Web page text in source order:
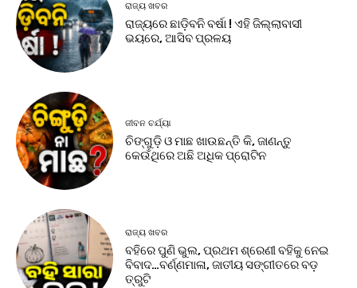
ରାଜ୍ୟ ଖବର
ରାଜ୍ୟରେ ଛାଡ଼ିବନି ବର୍ଷା ! ଏହି ଜିଲ୍ଲାବାସୀ
ଭୟରେ, ଆସିବ ପ୍ରଳୟ
ଜୀବନ ଚର୍ଯ୍ୟା
ଚିଙ୍ଗୁଡ଼ି ଓ ମାଛ ଖାଉଛନ୍ତି କି, ଜାଣନ୍ତୁ
କେଉଁଥିରେ ଅଛି ଅଧିକ ପ୍ରୋଟିନ
ରାଜ୍ୟ ଖବର
ବହିରେ ପୁଣି ଭୁଲ, ପ୍ରଥମ ଶ୍ରେଣୀ ବହିକୁ ନେଇ
ବିବାଦ…ବର୍ଣ୍ଣମାଳା, ଜାତୀୟ ସଙ୍ଗୀତରେ ବଡ଼
ତ୍ରୁଟି